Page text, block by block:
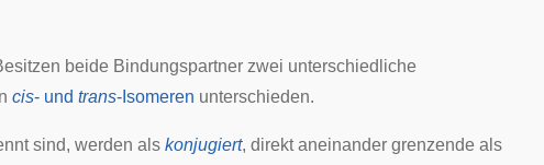
beide Bindungspartner zwei unterschiedliche
cis- und trans-Isomeren unterschieden.
sind, werden als konjugiert, direkt aneinander grenzende als